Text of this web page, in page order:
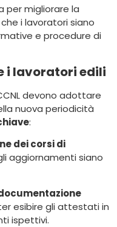
migliorare la
i lavoratori siano
e procedure di
i lavoratori edili
devono adottare
nuova periodicità
:
dei corsi di
aggiornamenti siano
esibire gli attestati in
ispettivi.